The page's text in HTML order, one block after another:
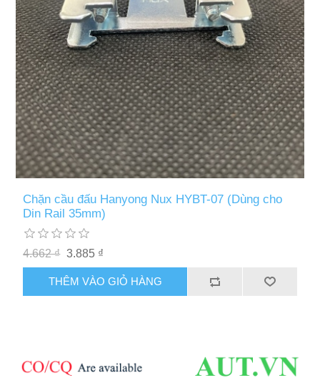
Chặn cầu đấu Hanyong Nux HYBT-07 (Dùng cho
Din Rail 35mm)
4.662 ₫ 3.885 ₫
THÊM VÀO GIỎ HÀNG